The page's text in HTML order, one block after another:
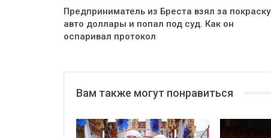
Предприниматель из Бреста взял за покраску
авто доллары и попал под суд. Как он
оспаривал протокол
Вам также могут понравиться